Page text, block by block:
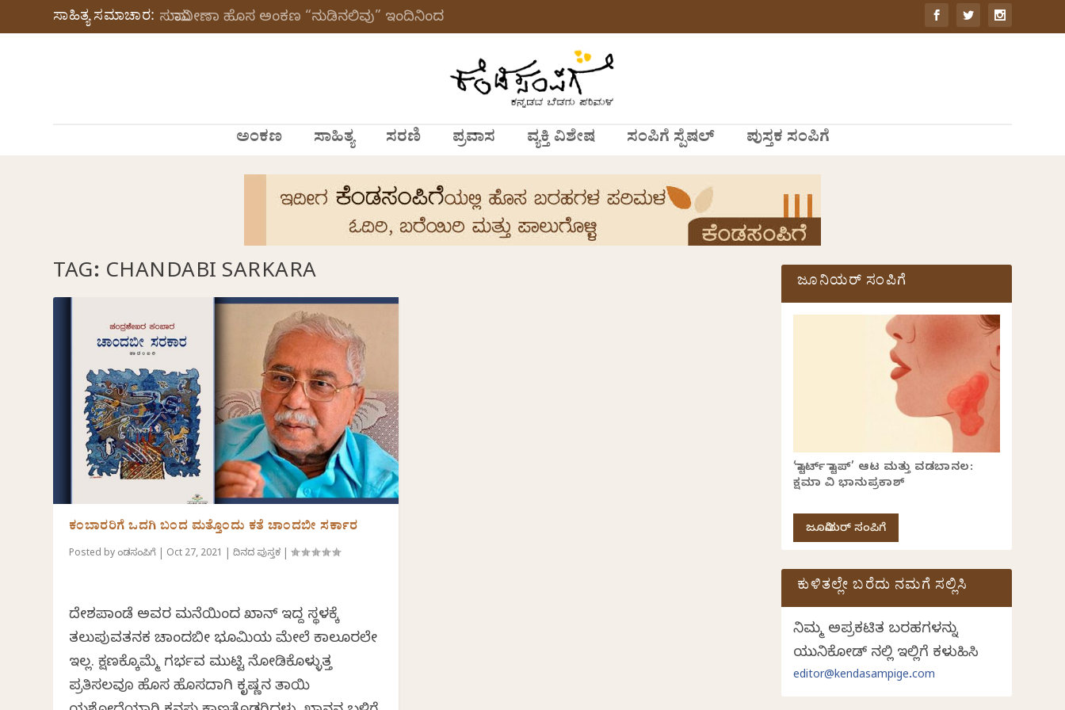
ಸಾಹಿತ್ಯ ಸಮಾಚಾರ: ಸುಮಾವೀಣಾ ಹೊಸ ಅಂಕಣ “ನುಡಿನಲಿವು” ಇಂದಿನಿಂದ
ಅಂಕಣ ಸಾಹಿತ್ಯ ಸರಣಿ ಪ್ರವಾಸ ವ್ಯಕ್ತಿ ವಿಶೇಷ ಸಂಪಿಗೆ ಸ್ಪೆಷಲ್ ಪುಸ್ತಕ ಸಂಪಿಗೆ
TAG: CHANDABI SARKARA
ಕಂಬಾರರಿಗೆ ಒದಗಿ ಬಂದ ಮತ್ತೊಂದು ಕತೆ ಚಾಂದಬೀ ಸರ್ಕಾರ
Posted by ಕೆಂಡಸಂಪಿಗೆ Oct 27, 2021 |ದಿನದ ಪುಸ್ತಕ |
ದೇಶಪಾಂಡೆ ಅವರ ಮನೆಯಿಂದ ಖಾನ್ ಇದ್ದ ಸ್ಥಳಕ್ಕೆ
ತಲುಪುವತನಕ ಚಾಂದಬೀ ಭೂಮಿಯ ಮೇಲೆ ಕಾಲೂರಲೇ
ಇಲ್ಲ. ಕ್ಷಣಕ್ಕೊಮ್ಮೆ ಗರ್ಭವ ಮುಟ್ಟಿ ನೋಡಿಕೊಳ್ಳುತ್ತ
ಪ್ರತಿಸಲವೂ ಹೊಸ ಹೊಸದಾಗಿ ಕೃಷ್ಣನ ತಾಯಿ
ಜೂನಿಯರ್ ಸಂಪಿಗೆ
‘ಸ್ಟಾರ್ಟ್ ಸ್ಟಾಪ್’ ಆಟ ಮತ್ತು ವಡಬಾನಲ:
ಕ್ಷಮಾ ವಿ ಭಾನುಪ್ರಕಾಶ್
ಜೂನಿಯರ್ ಸಂಪಿಗೆ
ಕುಳಿತಲ್ಲೇ ಬರೆದು ನಮಗೆ ಸಲ್ಲಿಸಿ
ನಿಮ್ಮ ಅಪ್ರಕಟಿತ ಬರಹಗಳನ್ನು
ಯುನಿಕೋಡ್ ನಲ್ಲಿ ಇಲ್ಲಿಗೆ ಕಳುಹಿಸಿ
editor@kendasampige.com